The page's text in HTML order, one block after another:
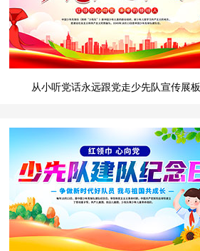
从小听党话永远跟党走少先队宣传展板